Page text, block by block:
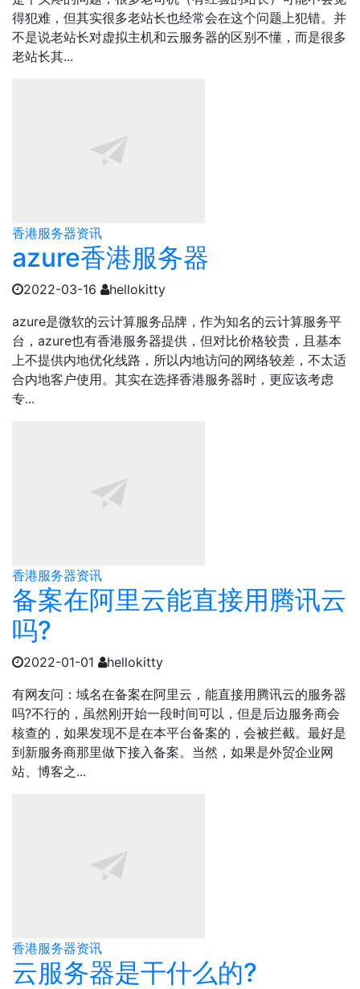
得犯难，但其实很多老站长也经常会在这个问题上犯错。并
不是说老站长对虚拟主机和云服务器的区别不懂，而是很多
老站长其...
香港服务器资讯
azure香港服务器
2022-03-16
hellokitty
azure是微软的云计算服务品牌，作为知名的云计算服务平
台，azure也有香港服务器提供，但对比价格较贵，且基本
上不提供内地优化线路，所以内地访问的网络较差，不太适
合内地客户使用。其实在选择香港服务器时，更应该考虑
专...
香港服务器资讯
备案在阿里云能直接用腾讯云
吗?
2022-01-01
hellokitty
有网友问：域名在备案在阿里云，能直接用腾讯云的服务器
吗?不行的，虽然刚开始一段时间可以，但是后边服务商会
核查的，如果发现不是在本平台备案的，会被拦截。最好是
到新服务商那里做下接入备案。当然，如果是外贸企业网
站、博客之...
香港服务器资讯
云服务器是干什么的?